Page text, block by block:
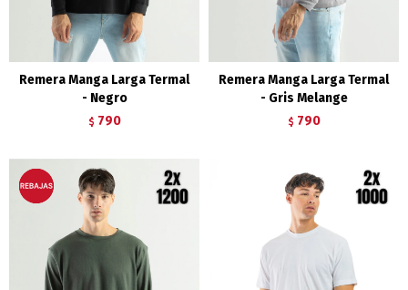
Remera Manga Larga Termal
- Negro
$ 790
Remera Manga Larga Termal
- Gris Melange
$ 790